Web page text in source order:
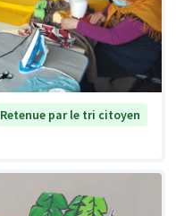
Retenue par le tri citoyen